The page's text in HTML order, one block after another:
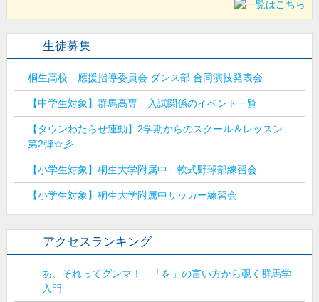
生徒募集
桐生高校 應援指導委員会 ダンス部 合同演技発表会
【中学生対象】群馬高専 入試関係のイベント一覧
【タウンわたらせ連動】2学期からのスクール＆レッスン
第2弾☆彡
【小学生対象】桐生大学附属中 軟式野球部練習会
【小学生対象】桐生大学附属中サッカー練習会
アクセスランキング
あ、それってグンマ！ 「を」の言い方から覗く群馬学
入門